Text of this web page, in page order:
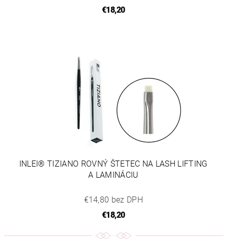
€18,20
INLEI® TIZIANO ROVNÝ ŠTETEC NA LASH LIFTING
A LAMINÁCIU
€14,80 bez DPH
€18,20